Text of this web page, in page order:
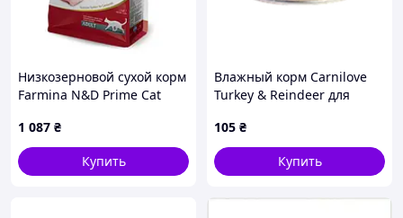
Низкозерновой сухой корм
Farmina N&D Prime Cat
взрослых котов (курица,
гранат), 1.5 кг
1 087 ₴
Купить
Влажный корм Carnilove
Turkey & Reindeer для
100 г
105 ₴
Купить